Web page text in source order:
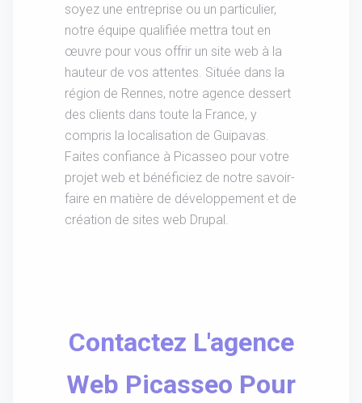
soyez une entreprise ou un particulier,
notre équipe qualifiée mettra tout en
œuvre pour vous offrir un site web à la
hauteur de vos attentes. Située dans la
région de Rennes, notre agence dessert
des clients dans toute la France, y
compris la localisation de Guipavas.
Faites confiance à Picasseo pour votre
projet web et bénéficiez de notre savoir-
faire en matière de développement et de
création de sites web Drupal.
Contactez L'agence
Web Picasseo Pour